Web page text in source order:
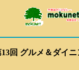
13回 グルメ＆ダイ